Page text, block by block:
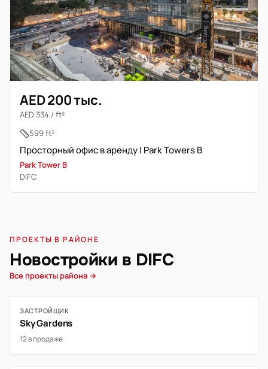
AED 200 тыс.
AED 334 / ft²
599 ft²
Просторный офис в аренду | Park Towers B
Park Tower B
DIFC
ПРОЕКТЫ В РАЙОНЕ
Новостройки в DIFC
Все проекты района →
ЗАСТРОЙЩИК
Sky Gardens
12 в продаже